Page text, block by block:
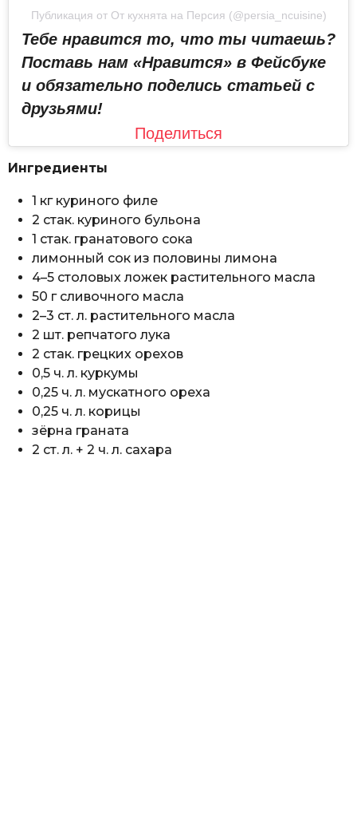
Публикация от От кухнята на Персия (@persia_ncuisine)
Тебе нравится то, что ты читаешь?
Поставь нам «Нравится» в Фейсбуке
и обязательно поделись статьей с
друзьями!
Поделиться
Ингредиенты
1 кг куриного филе
2 стак. куриного бульона
1 стак. гранатового сока
лимонный сок из половины лимона
4–5 столовых ложек растительного масла
50 г сливочного масла
2–3 ст. л. растительного масла
2 шт. репчатого лука
2 стак. грецких орехов
0,5 ч. л. куркумы
0,25 ч. л. мускатного ореха
0,25 ч. л. корицы
зёрна граната
2 ст. л. + 2 ч. л. сахара